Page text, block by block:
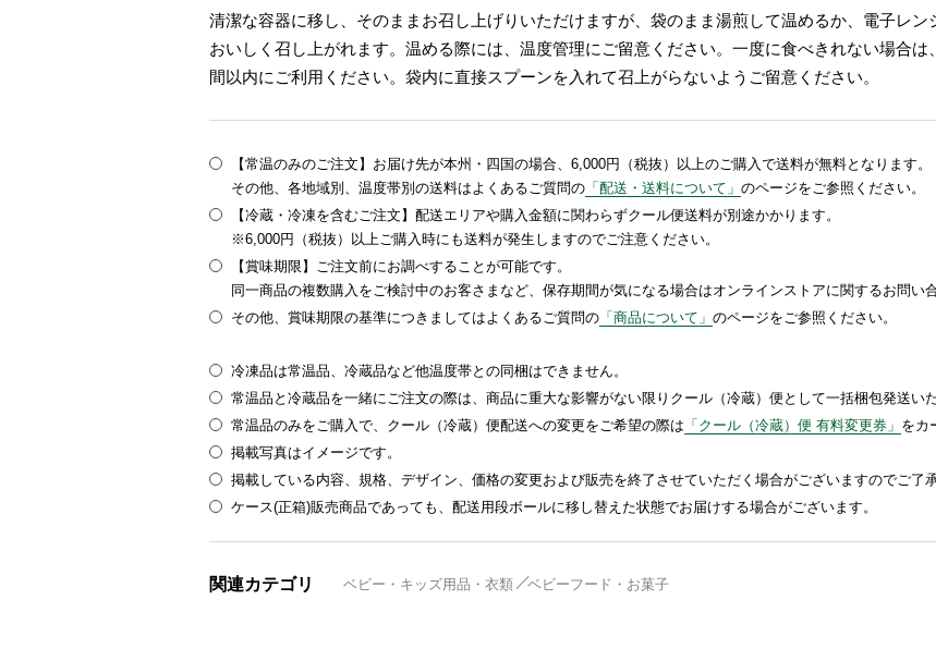
清潔な容器に移し、そのままお召し上げりいただけますが、袋のまま湯煎して温めるか、電子レ
おいしく召し上がれます。温める際には、温度管理にご留意ください。一度に食べきれない場合
間以内にご利用ください。袋内に直接スプーンを入れて召上がらないようご留意ください。
【常温のみのご注文】お届け先が本州・四国の場合、6,000円（税抜）以上のご購入で送料が無料となります。
その他、各地域別、温度帯別の送料はよくあるご質問の 「配送・送料について」 のページをご参照ください。
【冷蔵・冷凍を含むご注文】配送エリアや購入金額に関わらずクール便送料が別途かかります。
※6,000円（税抜）以上ご購入時にも送料が発生しますのでご注意ください。
【賞味期限】ご注文前にお調べすることが可能です。
同一商品の複数購入をご検討中のお客さまなど、保存期間が気になる場合はオンラインストアに関するお問い
その他、賞味期限の基準につきましてはよくあるご質問の 「商品について」 のページをご参照ください。
冷凍品は常温品、冷蔵品など他温度帯との同梱はできません。
常温品と冷蔵品を一緒にご注文の際は、商品に重大な影響がない限りクール（冷蔵）便として一括梱包発送いた
常温品のみをご購入で、クール（冷蔵）便配送への変更をご希望の際は 「クール（冷蔵）便 有料変更券」 をカ
掲載写真はイメージです。
掲載している内容、規格、デザイン、価格の変更および販売を終了させていただく場合がございますのでご了承
ケース(正箱)販売商品であっても、配送用段ボールに移し替えた状態でお届けする場合がございます。
関連カテゴリ ベビー・キッズ用品・衣類 ベビーフード・お菓子